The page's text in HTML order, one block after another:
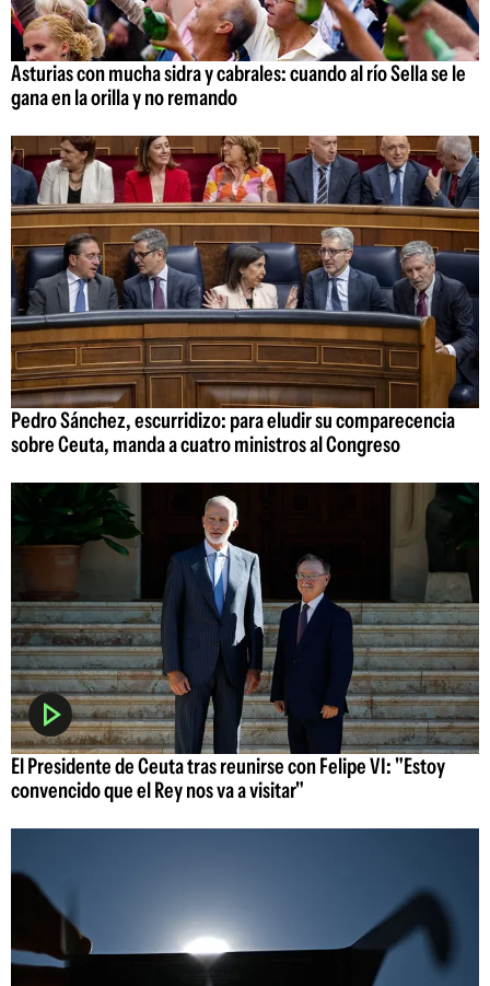
Asturias con mucha sidra y cabrales: cuando al río Sella se le
gana en la orilla y no remando
Pedro Sánchez, escurridizo: para eludir su comparecencia
sobre Ceuta, manda a cuatro ministros al Congreso
El Presidente de Ceuta tras reunirse con Felipe VI: "Estoy
convencido que el Rey nos va a visitar"